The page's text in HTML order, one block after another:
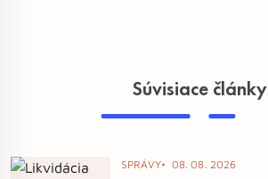
Súvisiace články
SPRÁVY 08. 08. 2026